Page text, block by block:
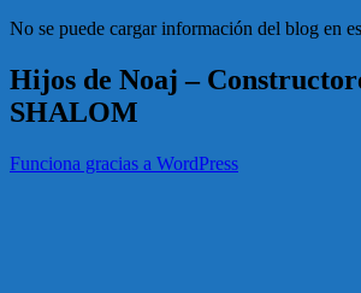
No se puede cargar información del blog en
Hijos de Noaj –
SHALOM
Funciona gracias a WordPress